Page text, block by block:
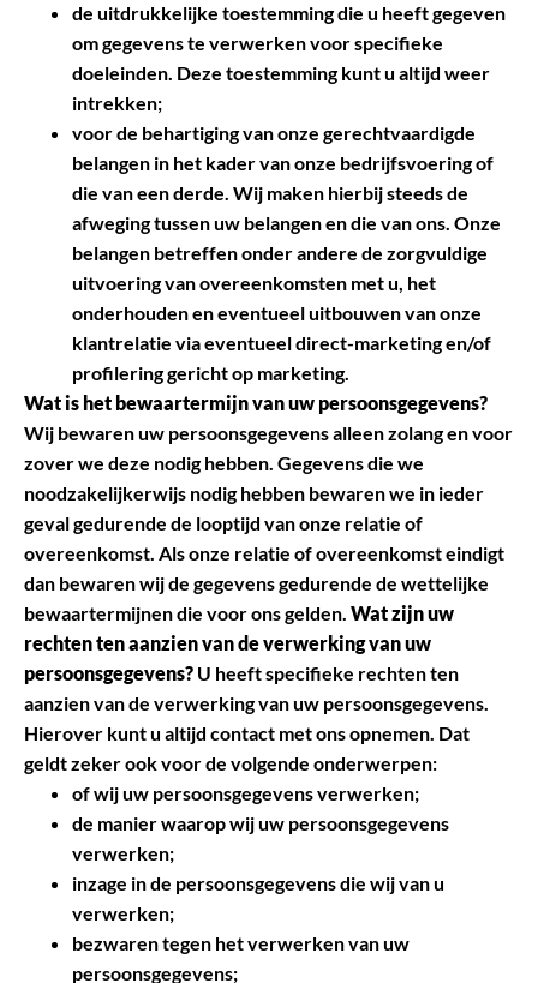
de uitdrukkelijke toestemming die u heeft gegeven
om gegevens te verwerken voor specifieke
doeleinden. Deze toestemming kunt u altijd weer
intrekken;
voor de behartiging van onze gerechtvaardigde
belangen in het kader van onze bedrijfsvoering of
die van een derde. Wij maken hierbij steeds de
afweging tussen uw belangen en die van ons. Onze
belangen betreffen onder andere de zorgvuldige
uitvoering van overeenkomsten met u, het
onderhouden en eventueel uitbouwen van onze
klantrelatie via eventueel direct-marketing en/of
profilering gericht op marketing.
Wat is het bewaartermijn van uw persoonsgegevens?
Wij bewaren uw persoonsgegevens alleen zolang en voor
zover we deze nodig hebben. Gegevens die we
noodzakelijkerwijs nodig hebben bewaren we in ieder
geval gedurende de looptijd van onze relatie of
overeenkomst. Als onze relatie of overeenkomst eindigt
dan bewaren wij de gegevens gedurende de wettelijke
bewaartermijnen die voor ons gelden. Wat zijn uw
rechten ten aanzien van de verwerking van uw
persoonsgegevens? U heeft specifieke rechten ten
aanzien van de verwerking van uw persoonsgegevens.
Hierover kunt u altijd contact met ons opnemen. Dat
geldt zeker ook voor de volgende onderwerpen:
of wij uw persoonsgegevens verwerken;
de manier waarop wij uw persoonsgegevens
verwerken;
inzage in de persoonsgegevens die wij van u
verwerken;
bezwaren tegen het verwerken van uw
persoonsgegevens;